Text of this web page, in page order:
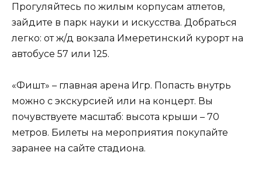
Прогуляйтесь по жилым корпусам атлетов,
зайдите в парк науки и искусства. Добраться
легко: от ж/д вокзала Имеретинский курорт на
автобусе 57 или 125.
«Фишт» – главная арена Игр. Попасть внутрь
можно с экскурсией или на концерт. Вы
почувствуете масштаб: высота крыши – 70
метров. Билеты на мероприятия покупайте
заранее на сайте стадиона.